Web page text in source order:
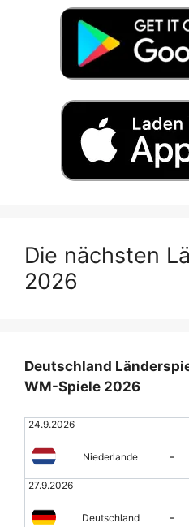
Die nächsten
2026
Deutschland
WM-Spiele 2026
24.9.2026
Niederlande -
27.9.2026
Deutschland -